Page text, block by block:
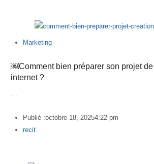
Marketing
￼Comment bien préparer son projet
internet ?
Publié :octobre 18, 20254:22 pm
Author
recit